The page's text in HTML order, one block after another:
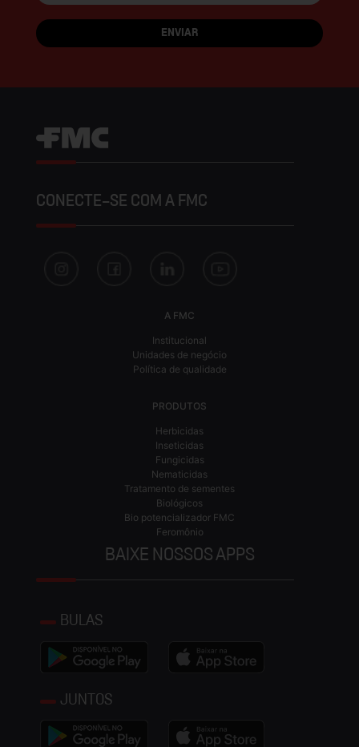
CONECTE-SE COM A FMC
A FMC
Institucional
Unidades de negócio
Política de qualidade
PRODUTOS
Herbicidas
Inseticidas
Fungicidas
Nematicidas
Tratamento de sementes
Biológicos
Bio potencializador FMC
Feromônio
BAIXE NOSSOS APPS
BULAS
JUNTOS